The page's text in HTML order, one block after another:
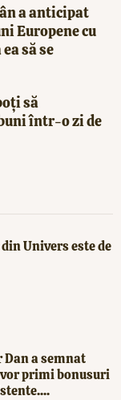
a anticipat
Europene cu
să se
să
într-o zi de
Univers este de
Dan a semnat
primi bonusuri